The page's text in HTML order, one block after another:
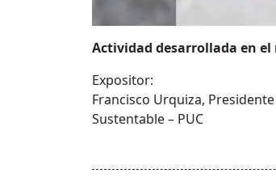
Actividad desarrollada en el
Expositor:
Francisco Urquiza,
Sustentable – PUC